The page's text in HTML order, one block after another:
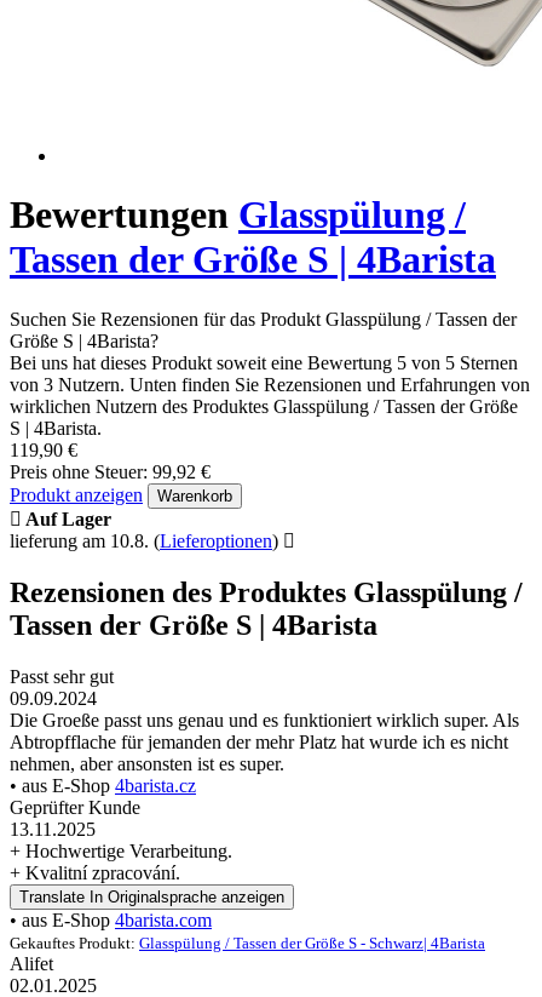
Bewertungen Glasspülung /
Tassen der Größe S | 4Barista
Suchen Sie Rezensionen für das Produkt Glasspülung / Tassen der
Größe S | 4Barista?
Bei uns hat dieses Produkt soweit eine Bewertung 5 von 5 Sternen
von 3 Nutzern. Unten finden Sie Rezensionen und Erfahrungen von
wirklichen Nutzern des Produktes Glasspülung / Tassen der Größe
S | 4Barista.
119,90 €
Preis ohne Steuer: 99,92 €
Produkt anzeigen
Warenkorb
Auf Lager
lieferung am 10.8. (Lieferoptionen)
Rezensionen des Produktes Glasspülung /
Tassen der Größe S | 4Barista
Passt sehr gut
09.09.2024
Die Groeße passt uns genau und es funktioniert wirklich super. Als
Abtropfflache für jemanden der mehr Platz hat wurde ich es nicht
nehmen, aber ansonsten ist es super.
• aus E-Shop 4barista.cz
Geprüfter Kunde
13.11.2025
+ Hochwertige Verarbeitung.
+ Kvalitní zpracování.
Translate In Originalsprache anzeigen
• aus E-Shop 4barista.com
Gekauftes Produkt: Glasspülung / Tassen der Größe S - Schwarz| 4Barista
Alifet
02.01.2025